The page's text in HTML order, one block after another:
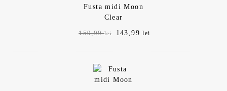
Fusta midi Moon
Clear
159,99lei
Prețul
143,99lei